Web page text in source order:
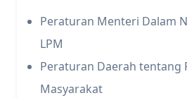
Peraturan Menteri Dalam
LPM
Peraturan Daerah tentang
Masyarakat